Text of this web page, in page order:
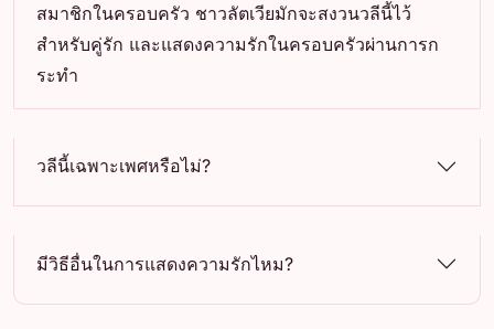
สมาชิกในครอบครัว ชาวลัตเวียมักจะสงวนวลีนี้ไว้
สำหรับคู่รัก และแสดงความรักในครอบครัวผ่านการก
ระทำ
วลีนี้เฉพาะเพศหรือไม่?
มีวิธีอื่นในการแสดงความรักไหม?